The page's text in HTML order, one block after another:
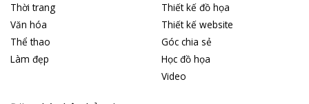
Thời trang
Văn hóa
Thể thao
Làm đẹp
Thiết kế đồ họa
Thiết kế website
Góc chia sẻ
Học đồ họa
Video